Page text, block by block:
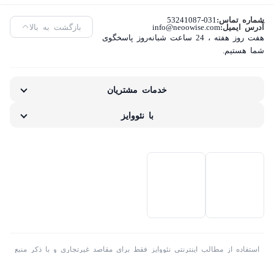
شماره تماس: 53241087-031
آدرس ایمیل:info@neoowise.com
هفت روز هفته ، 24 ساعت شبانه‌روز پاسخگوی
شما هستیم.
بازگشت به بالا
خدمات مشتریان
با نئووایز
استفاده از مطالب اینترنتی نئووایز فقط برای مقاصد غیرتجاری و با ذکر منبع